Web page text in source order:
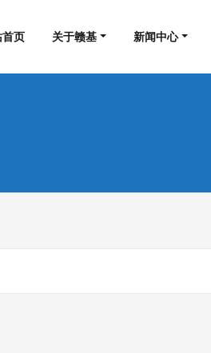
有限公司
首页 关于赣基 新闻中心